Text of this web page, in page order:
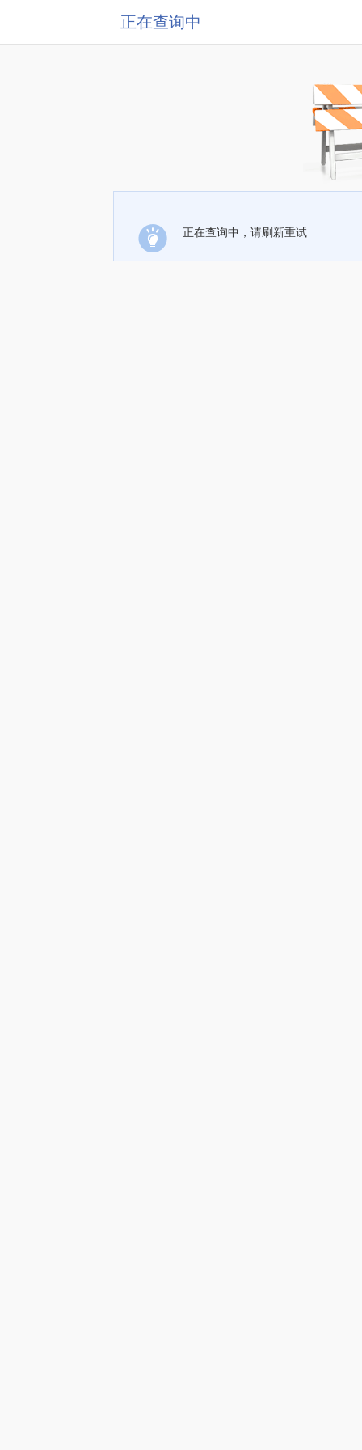
正在查询中
正在查询中，请刷新重试